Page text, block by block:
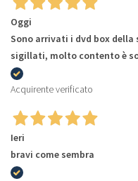
Oggi
Sono arrivati i dvd box della
sigillati, molto contento è
Acquirente verificato
Ieri
bravi come sembra